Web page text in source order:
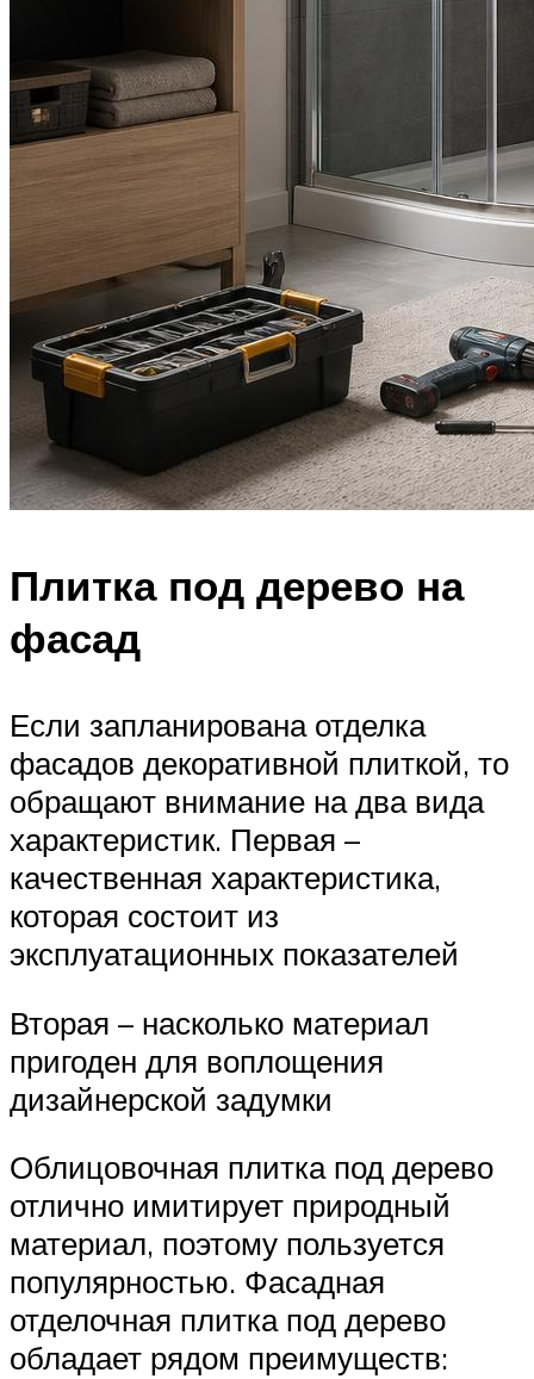
Плитка под дерево на
фасад
Если запланирована отделка
фасадов декоративной плиткой, то
обращают внимание на два вида
характеристик. Первая –
качественная характеристика,
которая состоит из
эксплуатационных показателей
Вторая – насколько материал
пригоден для воплощения
дизайнерской задумки
Облицовочная плитка под дерево
отлично имитирует природный
материал, поэтому пользуется
популярностью. Фасадная
отделочная плитка под дерево
обладает рядом преимуществ: